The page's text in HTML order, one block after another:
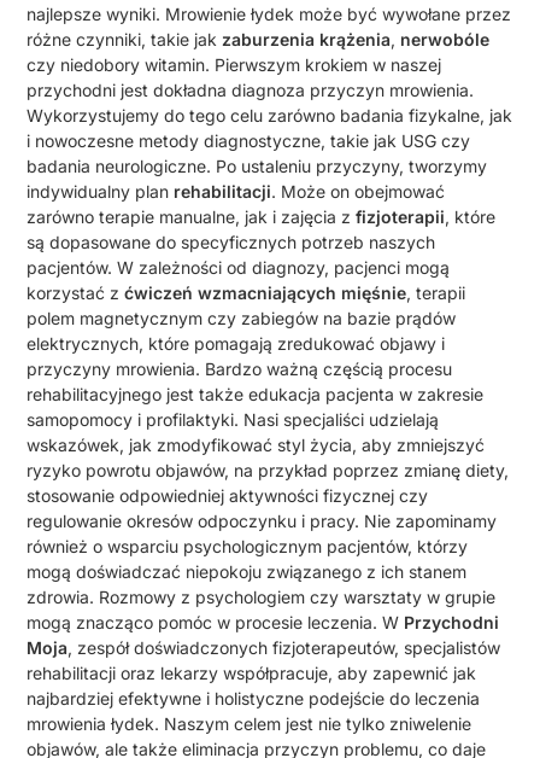
najlepsze wyniki. Mrowienie łydek może być wywołane przez
różne czynniki, takie jakzaburzenia krążenia, nerwobóle
czy niedobory witamin. Pierwszym krokiem w naszej
przychodni jest dokładna diagnoza przyczyn mrowienia.
Wykorzystujemy do tego celu zarówno badania fizykalne, jak
i nowoczesne metody diagnostyczne, takie jak USG czy
badania neurologiczne. Po ustaleniu przyczyny, tworzymy
indywidualny plan rehabilitacji. Może on obejmować
zarówno terapie manualne, jak i zajęcia zfizjoterapii, które
są dopasowane do specyficznych potrzeb naszych
pacjentów. W zależności od diagnozy, pacjenci mogą
korzystać zćwiczeń wzmacniających mięśnie, terapii
polem magnetycznym czy zabiegów na bazie prądów
elektrycznych, które pomagają zredukować objawy i
przyczyny mrowienia. Bardzo ważną częścią procesu
rehabilitacyjnego jest także edukacja pacjenta w zakresie
samopomocy i profilaktyki. Nasi specjaliści udzielają
wskazówek, jak zmodyfikować styl życia, aby zmniejszyć
ryzyko powrotu objawów, na przykład poprzez zmianę diety,
stosowanie odpowiedniej aktywności fizycznej czy
regulowanie okresów odpoczynku i pracy. Nie zapominamy
również o wsparciu psychologicznym pacjentów, którzy
mogą doświadczać niepokoju związanego z ich stanem
zdrowia. Rozmowy z psychologiem czy warsztaty w grupie
mogą znacząco pomóc w procesie leczenia. W Przychodni
Moja, zespół doświadczonych fizjoterapeutów, specjalistów
rehabilitacji oraz lekarzy współpracuje, aby zapewnić jak
najbardziej efektywne i holistyczne podejście do leczenia
mrowienia łydek. Naszym celem jest nie tylko zniwelenie
objawów, ale także eliminacja przyczyn problemu, co daje